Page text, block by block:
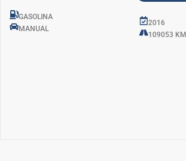
GASOLINA
MANUAL
2016
109053 KM